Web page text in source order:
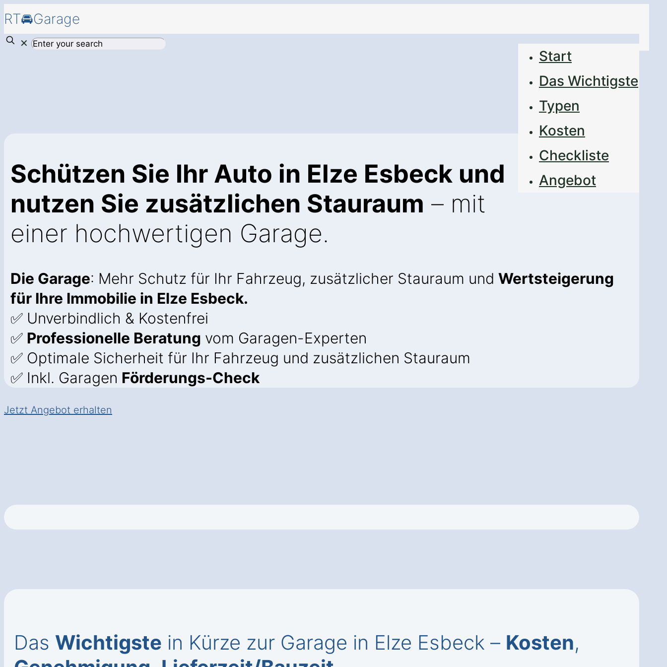
RT🚘Garage
Start
Das Wichtigste
Typen
Kosten
Checkliste
Angebot
✕
Schützen Sie Ihr Auto in Elze Esbeck und
nutzen Sie zusätzlichen Stauraum – mit
einer hochwertigen Garage.
Die Garage: Mehr Schutz für Ihr Fahrzeug, zusätzlicher Stauraum und Wertsteigerung
für Ihre Immobilie in Elze Esbeck.
✅ Unverbindlich & Kostenfrei
✅ Professionelle Beratung vom Garagen-Experten
✅ Optimale Sicherheit für Ihr Fahrzeug und zusätzlichen Stauraum
✅ Inkl. Garagen Förderungs-Check
Jetzt Angebot erhalten
Das Wichtigste in Kürze zur Garage in Elze Esbeck – Kosten,